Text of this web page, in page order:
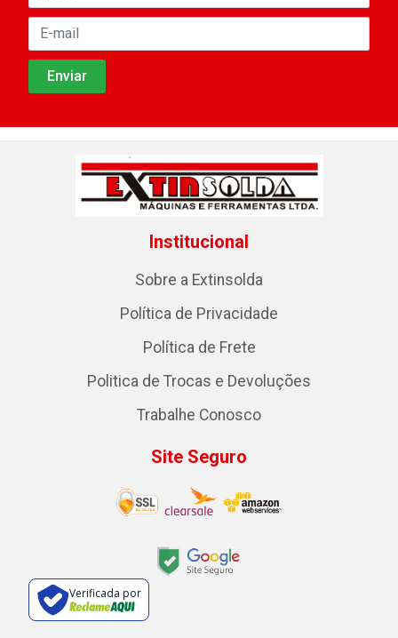
Institucional
Sobre a Extinsolda
Política de Privacidade
Política de Frete
Politica de Trocas e Devoluções
Trabalhe Conosco
Site Seguro
Verificada por